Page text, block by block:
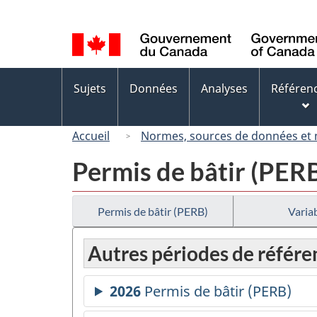
de
la
langue
des
Sujets Données Analyses
Accueil Normes, sources de données et
Permis de bâtir
Permis de bâtir (PERB)
Autres périodes de